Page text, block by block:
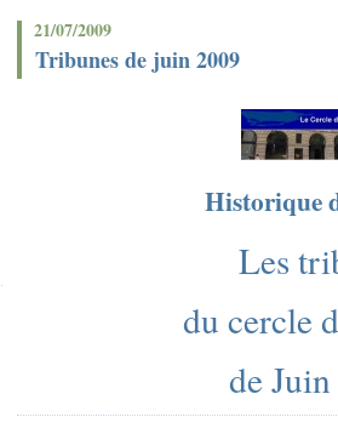
21/07/2009
Tribunes de juin 2009
Historique
Les
du cercle
de